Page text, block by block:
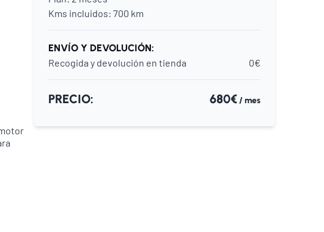
Kms incluidos:700 km
ENVÍO Y DEVOLUCIÓN:
Recogida y devolución en tienda 0€
PRECIO: 680€ / mes